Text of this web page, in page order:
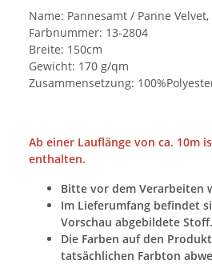
Name: Pannesamt / Panne
Farbnummer: 13-2804
Breite: 150cm
Gewicht: 170 g/qm
Zusammensetzung:
Ab einer Lauflänge von ca. 10m
enthalten.
Bitte vor dem Verarbeiten
Im Lieferumfang befindet
Vorschau abgebildete Stoff.
Die Farben auf den
tatsächlichen Farbton